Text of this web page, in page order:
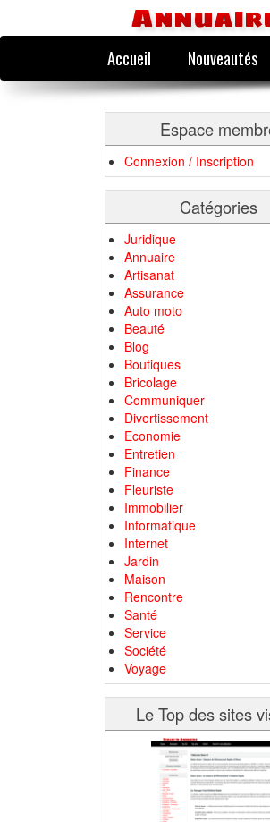
Accueil Nouveautés
Espace
Connexion / Inscription
Catégories
Juridique
Annuaire
Artisanat
Assurance
Auto moto
Beauté
Blog
Boutiques
Bricolage
Communiquer
Divertissement
Economie
Entretien
Finance
Fleuriste
Immobilier
Informatique
Internet
Jardin
Maison
Rencontre
Santé
Service
Société
Voyage
Le Top des sites